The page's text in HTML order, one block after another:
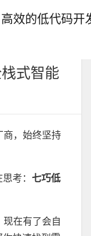
式智能
商，始终坚持
考： 七巧低
在有了会自